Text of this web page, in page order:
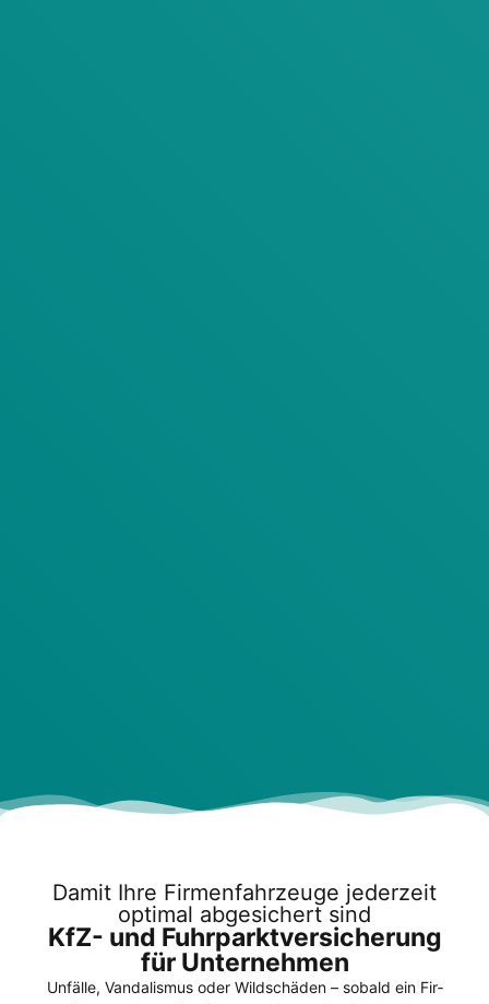
Damit Ihre Fir­men­fahr­zeu­ge jeder­zeit
opti­mal abge­si­chert sind
KfZ- und Fuhr­parkt­ver­si­che­rung
für Unter­neh­men
Unfäl­le, Van­da­lis­mus oder Wild­schä­den – sobald ein Fir­